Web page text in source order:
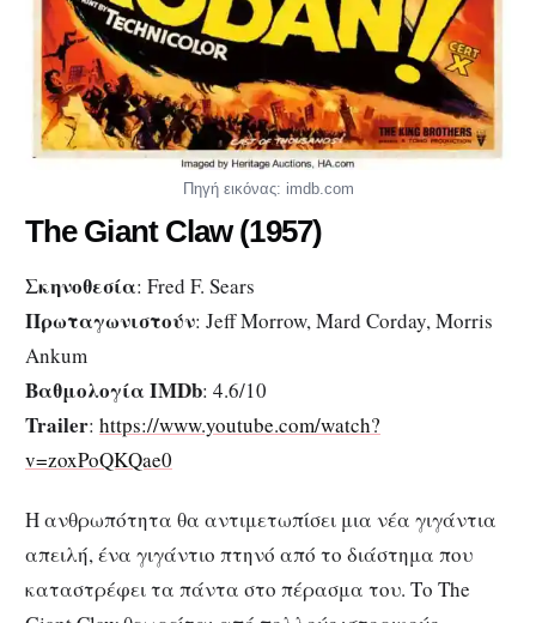
Πηγή εικόνας: imdb.com
The Giant Claw (1957)
Σκηνοθεσία: Fred F. Sears
Πρωταγωνιστούν: Jeff Morrow, Mard Corday, Morris
Ankum
Βαθμολογία IMDb: 4.6/10
Trailer: https://www.youtube.com/watch?
v=zoxPoQKQae0
Η ανθρωπότητα θα αντιμετωπίσει μια νέα γιγάντια
απειλή, ένα γιγάντιο πτηνό από το διάστημα που
καταστρέφει τα πάντα στο πέρασμα του. Το The